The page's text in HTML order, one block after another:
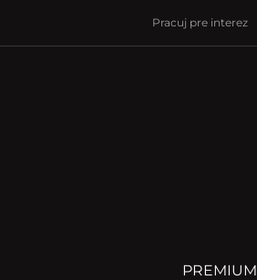
Pracuj pre interez
PREMIUM